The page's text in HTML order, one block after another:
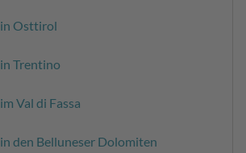
Osttirol
Trentino
Val di Fassa
den Belluneser Dolomiten